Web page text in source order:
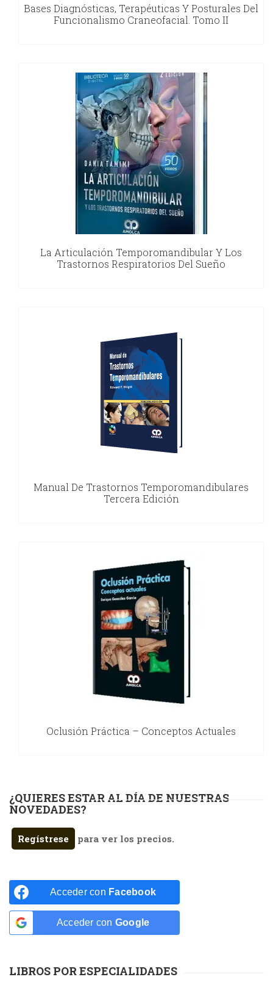
Bases Diagnósticas, Terapéuticas Y Posturales Del
Funcionalismo Craneofacial. Tomo II
La Articulación Temporomandibular Y Los
Trastornos Respiratorios Del Sueño
Manual De Trastornos Temporomandibulares
Tercera Edición
Oclusión Práctica – Conceptos Actuales
¿QUIERES ESTAR AL DÍA DE NUESTRAS
NOVEDADES?
Regístrese para ver los precios.
Acceder con Facebook
Acceder con Google
LIBROS POR ESPECIALIDADES